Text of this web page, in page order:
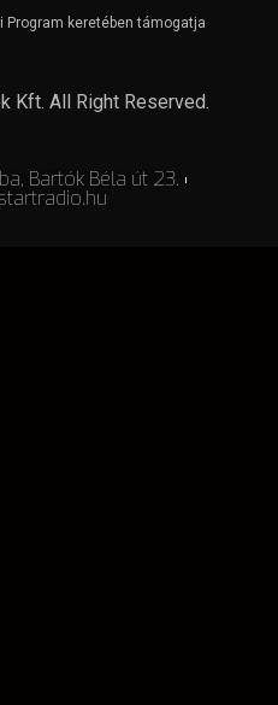
Program keretében támogatja
Kft. All Right Reserved.
Bartók Béla út 23.